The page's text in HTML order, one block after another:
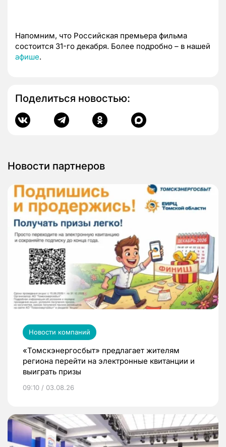
Напомним, что Российская премьера фильма
состоится 31-го декабря. Более подробно – в нашей
афише.
Поделиться новостью:
Новости партнеров
Новости компаний
«Томскэнергосбыт» предлагает жителям
региона перейти на электронные квитанции и
выиграть призы
09:10 / 03.08.26